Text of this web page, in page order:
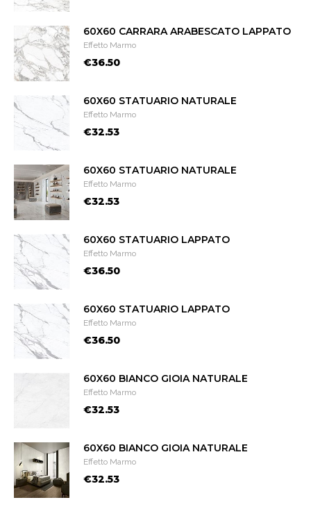
60X60 CARRARA ARABESCATO LAPPATO
Effetto Marmo
€36.50
60X60 STATUARIO NATURALE
Effetto Marmo
€32.53
60X60 STATUARIO NATURALE
Effetto Marmo
€32.53
60X60 STATUARIO LAPPATO
Effetto Marmo
€36.50
60X60 STATUARIO LAPPATO
Effetto Marmo
€36.50
60X60 BIANCO GIOIA NATURALE
Effetto Marmo
€32.53
60X60 BIANCO GIOIA NATURALE
Effetto Marmo
€32.53